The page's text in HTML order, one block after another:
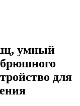
умный
для